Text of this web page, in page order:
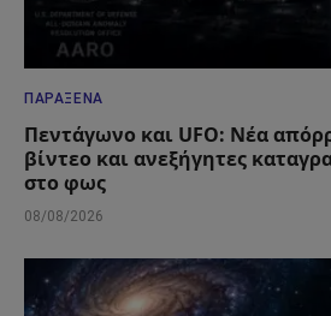
ΠΑΡΆΞΕΝΑ
Πεντάγωνο και UFO: Νέα
βίντεο και ανεξήγητες
στο φως
08/08/2026